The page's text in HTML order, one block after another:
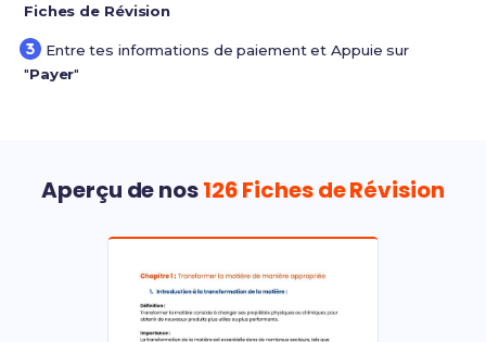
Fiches de Révision
Entre tes informations de paiement et Appuie sur
"Payer"
Aperçu de nos126 Fiches de Révision